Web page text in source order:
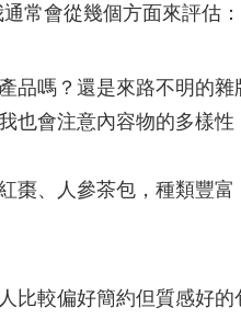
常會從幾個方面來評估：
品嗎？還是來路不明的
也會注意內容物的多樣
棗、人參茶包，種類豐
比較偏好簡約但質感好